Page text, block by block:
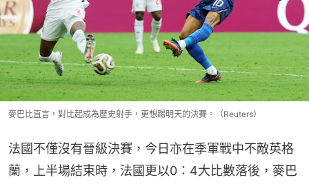
麥巴比直言，對比起成為歷史射手，更想踢明天的決賽。（Reuters）
法國不僅沒有晉級決賽，今日亦在季軍戰中不敵英格
蘭，上半場結束時，法國更以0：4大比數落後，麥巴